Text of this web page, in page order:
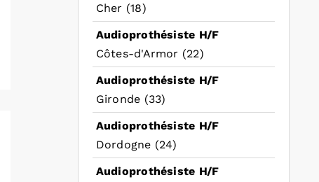
Cher (18)
Audioprothésiste H/F
Côtes-d'Armor (22)
Audioprothésiste H/F
Gironde (33)
Audioprothésiste H/F
Dordogne (24)
Audioprothésiste H/F